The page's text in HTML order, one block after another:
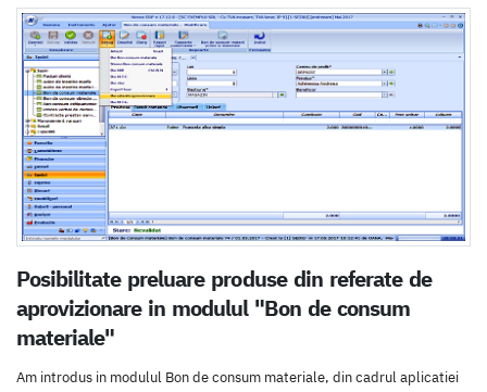
Posibilitate preluare produse din referate de
aprovizionare in modulul "Bon de consum
materiale"
Am introdus in modulul Bon de consum materiale, din cadrul aplicatiei